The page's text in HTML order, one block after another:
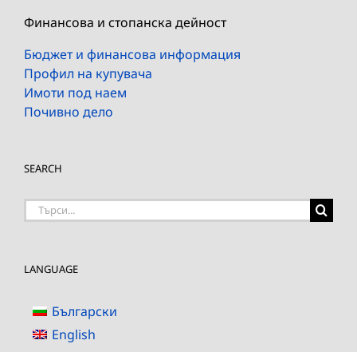
Финансова и стопанска дейност
Бюджет и финансова информация
Профил на купувача
Имоти под наем
Почивно дело
SEARCH
Търсене
LANGUAGE
Български
English